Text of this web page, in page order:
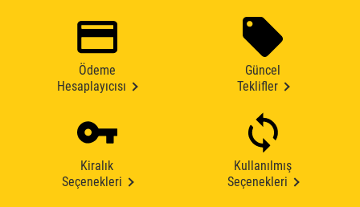
Ödeme
Hesaplayıcısı
Güncel
Teklifler
Kiralık
Seçenekleri
Kullanılmış
Seçenekleri